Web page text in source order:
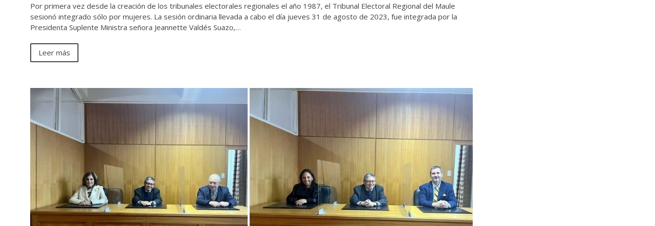
Por primera vez desde la creación de los tribunales electorales regionales el año 1987, el Tribunal Electoral Regional del Maule
sesionó integrado sólo por mujeres. La sesión ordinaria llevada a cabo el día jueves 31 de agosto de 2023, fue integrada por la
Presidenta Suplente Ministra señora Jeannette Valdés Suazo,…
Leer más